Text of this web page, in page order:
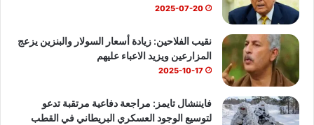
2025-07-20
نقيب الفلاحين: زيادة أسعار السولار والبنزين يزعج
المزارعين ويزيد الاعباء عليهم
2025-10-17
فايننشال تايمز: مراجعة دفاعية مرتقبة تدعو
لتوسيع الوجود العسكري البريطاني في القطب